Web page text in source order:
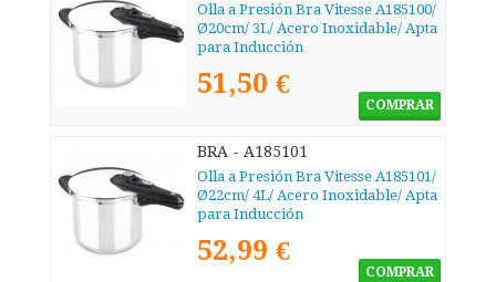
Olla a Presión Bra Vitesse A185100/
Ø20cm/ 3L/ Acero Inoxidable/ Apta
para Inducción
51,50 €
COMPRAR
BRA - A185101
Olla a Presión Bra Vitesse A185101/
Ø22cm/ 4L/ Acero Inoxidable/ Apta
para Inducción
52,99 €
COMPRAR